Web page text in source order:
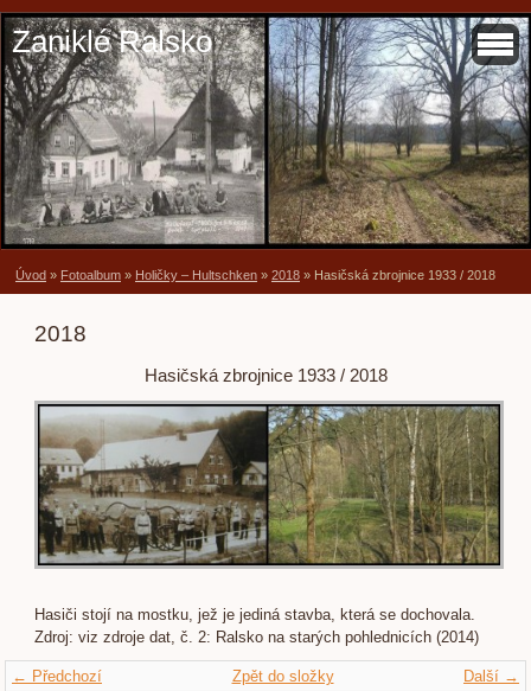
Zaniklé Ralsko
Úvod » Fotoalbum » Holičky – Hultschken » 2018 » Hasičská zbrojnice 1933 / 2018
2018
Hasičská zbrojnice 1933 / 2018
Hasiči stojí na mostku, jež je jediná stavba, která se dochovala.
Zdroj: viz zdroje dat, č. 2: Ralsko na starých pohlednicích (2014)
← Předchozí Další →
Zpět do složky